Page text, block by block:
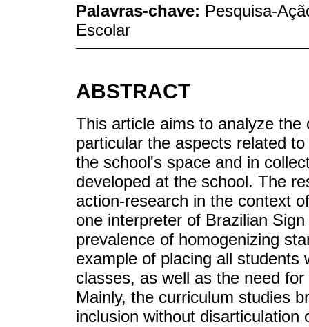
Palavras-chave: Pesquisa-
Escolar
ABSTRACT
This article aims to analyze
particular the aspects related
the school's space and in
developed at the school. The
action-research in the context
one interpreter of Brazilian
prevalence of homogenizing
example of placing all students
classes, as well as the need
Mainly, the curriculum studies
inclusion without